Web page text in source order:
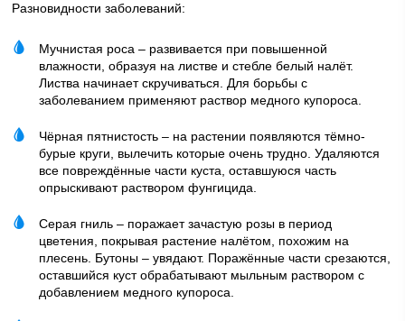
Разновидности заболеваний:
Мучнистая роса – развивается при повышенной
влажности, образуя на листве и стебле белый налёт.
Листва начинает скручиваться. Для борьбы с
заболеванием применяют раствор медного купороса.
Чёрная пятнистость – на растении появляются тёмно-
бурые круги, вылечить которые очень трудно. Удаляются
все повреждённые части куста, оставшуюся часть
опрыскивают раствором фунгицида.
Серая гниль – поражает зачастую розы в период
цветения, покрывая растение налётом, похожим на
плесень. Бутоны – увядают. Поражённые части срезаются,
оставшийся куст обрабатывают мыльным раствором с
добавлением медного купороса.